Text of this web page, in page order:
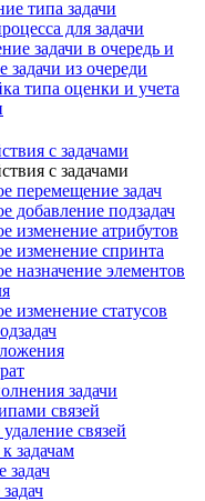
типа задачи
для задачи
задачи в очередь и
задачи из очереди
типа оценки и учета
с задачами
с задачами
перемещение задач
добавление подзадач
изменение атрибутов
изменение спринта
назначение элементов
изменение статусов
задачи
связей
связей
задачам
задач